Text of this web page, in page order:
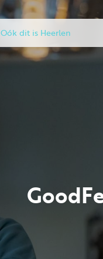
Oók dit is Heerlen